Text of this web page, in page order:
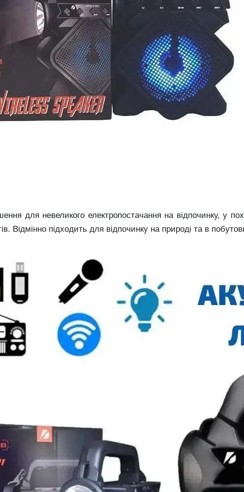
для невеликого електропостачання на відпочинку, у
Відмінно підходить для відпочинку на природі та в